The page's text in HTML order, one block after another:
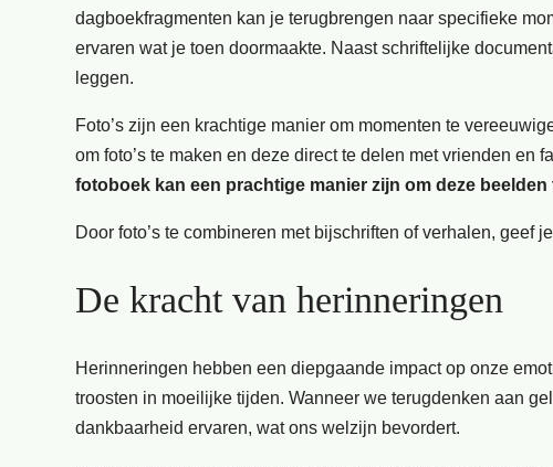
dagboekfragmenten kan je terugbrengen naar specifieke
ervaren wat je toen doormaakte. Naast schriftelijke
leggen.
Foto’s zijn een krachtige manier om momenten te
om foto’s te maken en deze direct te delen met vrienden en
fotoboek kan een prachtige manier zijn om deze
Door foto’s te combineren met bijschriften of verhalen, geef
De kracht van herinneringen
Herinneringen hebben een diepgaande impact op onze
troosten in moeilijke tijden. Wanneer we terugdenken aan
dankbaarheid ervaren, wat ons welzijn bevordert.